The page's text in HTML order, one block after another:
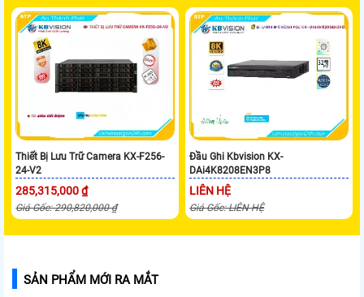
Thiết Bị Lưu Trữ Camera KX-F256-
24-V2
285,315,000 ₫
Giá Gốc: 290,820,000 ₫
Đầu Ghi Kbvision KX-
DAi4K8208EN3P8
LIÊN HỆ
Giá Gốc: LIÊN HỆ
SẢN PHẨM MỚI RA MẮT